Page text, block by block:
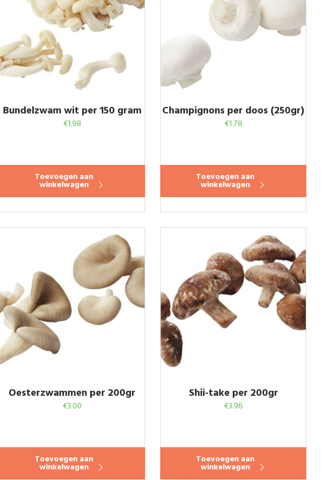
Bundelzwam wit per 150 gram
€1.98
Toevoegen aan
winkelwagen
Champignons per doos (250gr)
€1.78
Toevoegen aan
winkelwagen
Oesterzwammen per 200gr
€3.00
Toevoegen aan
winkelwagen
Shii-take per 200gr
€3.96
Toevoegen aan
winkelwagen